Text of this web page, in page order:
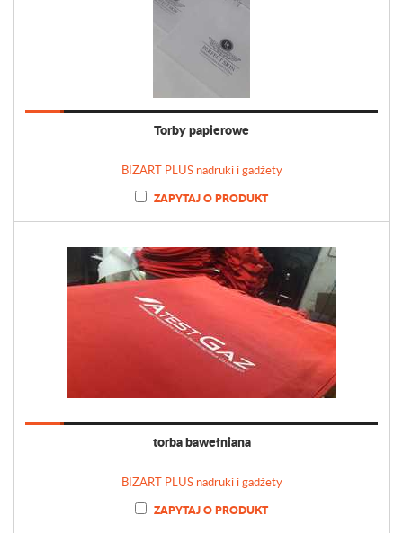
Torby papierowe
BIZART PLUS nadruki i gadżety
ZAPYTAJ O PRODUKT
torba bawełniana
BIZART PLUS nadruki i gadżety
ZAPYTAJ O PRODUKT